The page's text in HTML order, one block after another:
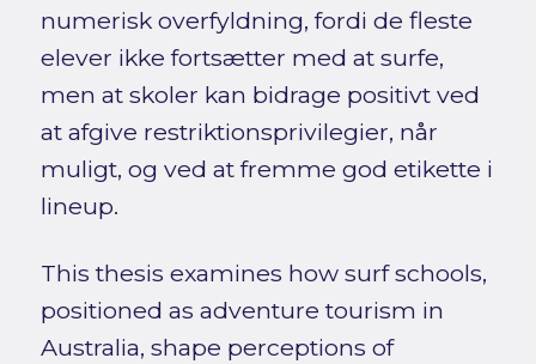
numerisk overfyldning, fordi de fleste
elever ikke fortsætter med at surfe,
men at skoler kan bidrage positivt ved
at afgive restriktionsprivilegier, når
muligt, og ved at fremme god etikette i
lineup.
This thesis examines how surf schools,
positioned as adventure tourism in
Australia, shape perceptions of